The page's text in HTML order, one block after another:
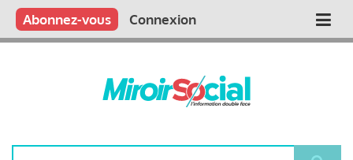
Aller
contenu
Main
Qui sommes nous ?
Vous publiez
Nous publions
Contactez-nous
Abonnez-vous Connexion